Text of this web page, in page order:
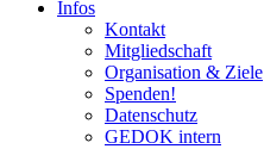
Infos
Kontakt
Mitgliedschaft
Organisation & Ziele
Spenden!
Datenschutz
GEDOK intern